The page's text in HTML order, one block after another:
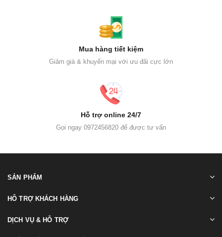
Mua hàng tiết kiệm
Giảm giá & khuyến mại với ưu đãi cực lớn
Hỗ trợ online 24/7
Gọi ngay 0972456820 để được tư vấn
SẢN PHẨM
HỖ TRỢ KHÁCH HÀNG
DỊCH VỤ & HỖ TRỢ